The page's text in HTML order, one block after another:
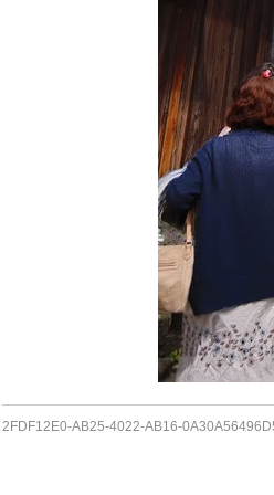
2FDF12E0-AB25-4022-AB16-